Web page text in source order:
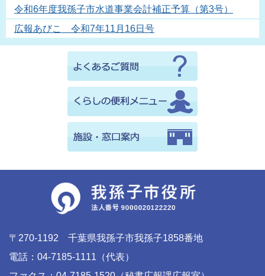
令和6年度我孫子市水道事業会計補正予算（第3号）
広報あびこ 令和7年11月16日号
〒270-1192 千葉県我孫子市我孫子1858番地
電話：04-7185-1111（代表）